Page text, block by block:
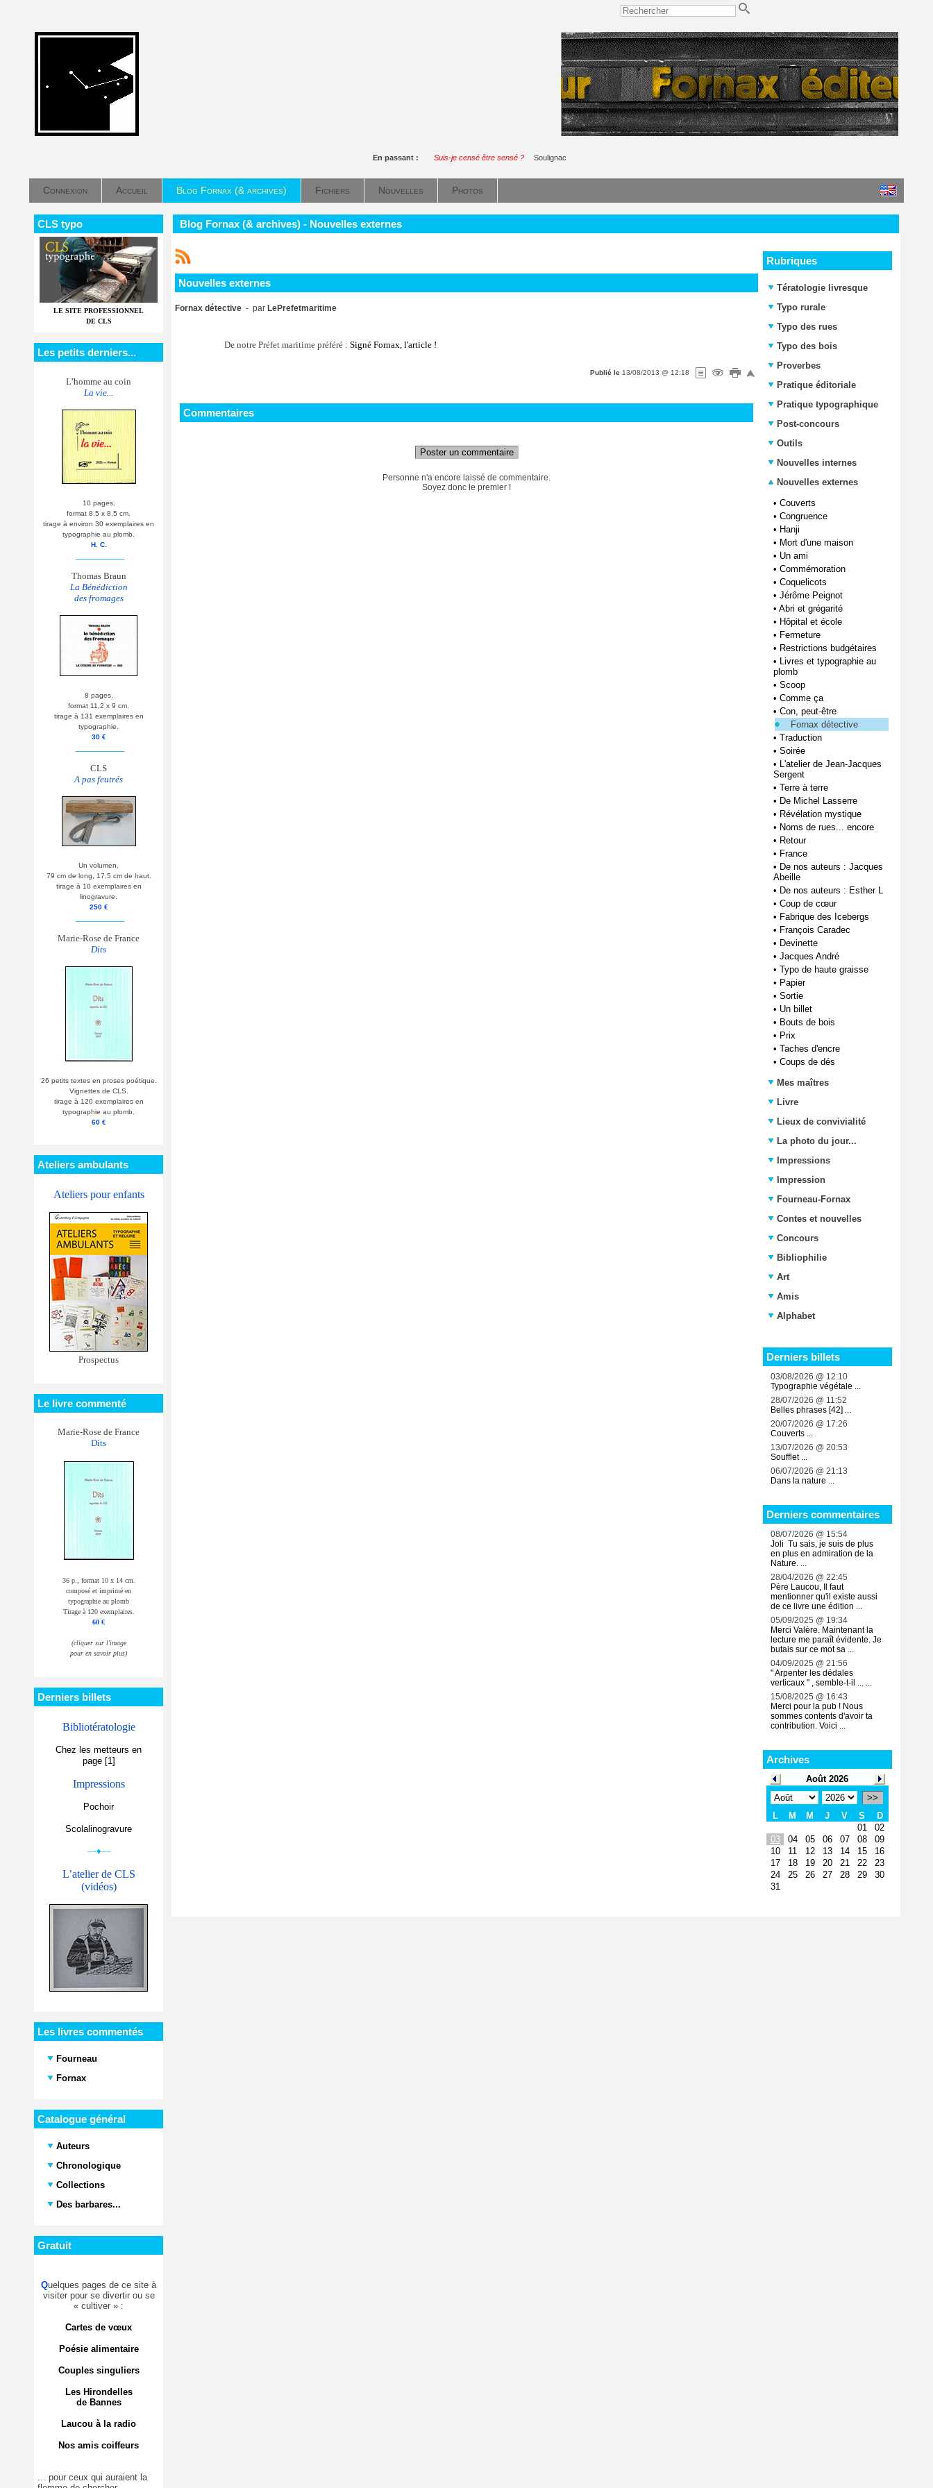
En passant : Suis-je censé être sensé ? Soulignac
Connexion Accueil Blog Fornax (& archives) Fichiers Nouvelles Photos
CLS typo
LE SITE PROFESSIONNEL
DE CLS
Les petits derniers...
L’homme au coin
La vie...
10 pages,
format 8,5 x 8,5 cm.
tirage à environ 30 exemplaires en
typographie au plomb.
H. C.
Thomas Braun
La Bénédiction
des fromages
8 pages,
format 11,2 x 9 cm.
tirage à 131 exemplaires en
typographie.
30 €
CLS
A pas feutrés
Un volumen,
79 cm de long, 17,5 cm de haut.
tirage à 10 exemplaires en
linogravure.
250 €
Marie-Rose de France
Dits
26 petits textes en proses poétique.
Vignettes de CLS.
tirage à 120 exemplaires en
typographie au plomb.
60 €
Ateliers ambulants
Ateliers pour enfants
Prospectus
Le livre commenté
Marie-Rose de France
Dits
36 p., format 10 x 14 cm.
composé et imprimé en
typographie au plomb
Tirage à 120 exemplaires.
60 €
(cliquer sur l'image
pour en savoir plus)
Derniers billets
Bibliotératologie
Chez les metteurs en
page [1]
Impressions
Pochoir
Scolalinogravure
—♦—
L’atelier de CLS
(vidéos)
Les livres commentés
Fourneau
Fornax
Catalogue général
Auteurs
Chronologique
Collections
Des barbares...
Gratuit
Quelques pages de ce site à
visiter pour se divertir ou se
« cultiver » :
Cartes de vœux
Poésie alimentaire
Couples singuliers
Les Hirondelles
de Bannes
Laucou à la radio
Nos amis coiffeurs
... pour ceux qui auraient la
Blog Fornax (& archives) - Nouvelles externes
Nouvelles externes
Fornax détective - par LePrefetmaritime
De notre Préfet maritime préféré :Signé Fornax, l'article !
Publié le 13/08/2013 @ 12:18
Commentaires
Poster un commentaire
Personne n'a encore laissé de commentaire.
Soyez donc le premier !
Rubriques
Tératologie livresque
Typo rurale
Typo des rues
Typo des bois
Proverbes
Pratique éditoriale
Pratique typographique
Post-concours
Outils
Nouvelles internes
Nouvelles externes
• Couverts
• Congruence
• Hanji
• Mort d'une maison
• Un ami
• Commémoration
• Coquelicots
• Jérôme Peignot
• Abri et grégarité
• Hôpital et école
• Fermeture
• Restrictions budgétaires
• Livres et typographie au
plomb
• Scoop
• Comme ça
• Con, peut-être
Fornax détective
• Traduction
• Soirée
• L'atelier de Jean-Jacques
Sergent
• Terre à terre
• De Michel Lasserre
• Révélation mystique
• Noms de rues... encore
• Retour
• France
• De nos auteurs : Jacques
Abeille
• De nos auteurs : Esther L
• Coup de cœur
• Fabrique des Icebergs
• François Caradec
• Devinette
• Jacques André
• Typo de haute graisse
• Papier
• Sortie
• Un billet
• Bouts de bois
• Prix
• Taches d'encre
• Coups de dés
Mes maîtres
Livre
Lieux de convivialité
La photo du jour...
Impressions
Impression
Fourneau-Fornax
Contes et nouvelles
Concours
Bibliophilie
Art
Amis
Alphabet
Derniers billets
03/08/2026 @ 12:10
Typographie végétale ...
28/07/2026 @ 11:52
Belles phrases [42] ...
20/07/2026 @ 17:26
Couverts ...
13/07/2026 @ 20:53
Soufflet ...
06/07/2026 @ 21:13
Dans la nature ...
Derniers commentaires
08/07/2026 @ 15:54
Joli Tu sais, je suis de plus
en plus en admiration de la
Nature. ...
28/04/2026 @ 22:45
Père Laucou, Il faut
mentionner qu'il existe aussi
de ce livre une édition ...
05/09/2025 @ 19:34
Merci Valère. Maintenant la
lecture me paraît évidente. Je
butais sur ce mot sa ...
04/09/2025 @ 21:56
" Arpenter les dédales
verticaux " , semble-t-il ... ...
15/08/2025 @ 16:43
Merci pour la pub ! Nous
sommes contents d'avoir ta
contribution. Voici ...
Archives
Août 2026
>>
L
M M J V S
D
01
02
03
04 05 06 07 08
09
10
11 12 13 14 15
16
17
18 19 20 21 22
23
24
25 26 27 28 29
30
31